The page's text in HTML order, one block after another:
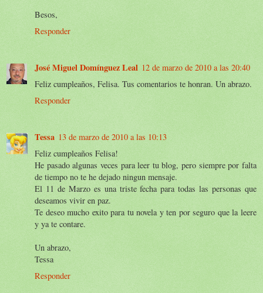
Besos,
Responder
José Miguel Domínguez Leal 12 de marzo de 2010 a las 20:40
Feliz cumpleaños, Felisa. Tus comentarios te honran. Un abrazo.
Responder
Tessa 13 de marzo de 2010 a las 10:13
Feliz cumpleaños Felisa!
He pasado algunas veces para leer tu blog, pero siempre por falta
de tiempo no te he dejado ningun mensaje.
El 11 de Marzo es una triste fecha para todas las personas que
deseamos vivir en paz.
Te deseo mucho exito para tu novela y ten por seguro que la leere
y ya te contare.
Un abrazo,
Tessa
Responder